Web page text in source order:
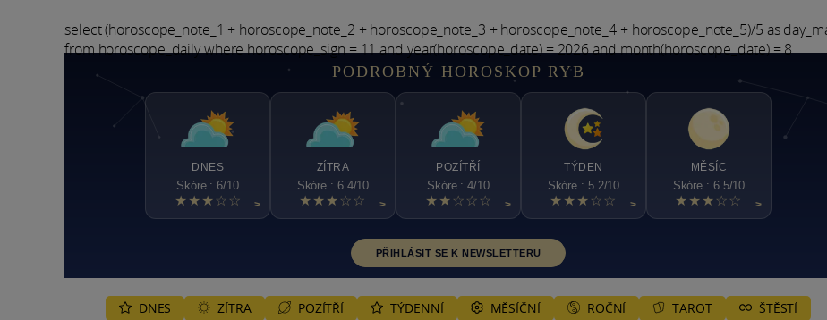
select (horoscope_note_1 + horoscope_note_2 + horoscope_note_3 + horoscope_note_4 + horoscope_note_5)/5 as
from horoscope_daily where horoscope_sign = 11 and year(horoscope_date) = 2026 and month(horoscope_date) = 8
PODROBNÝ HOROSKOP RYB
DNES
Skóre : 6/10
★★★☆☆ >
ZÍTRA
Skóre : 6.4/10
★★★☆☆ >
POZÍTŘÍ
Skóre : 4/10
★★☆☆☆ >
TÝDEN
Skóre : 5.2/10
★★★☆☆ >
MĚSÍC
Skóre : 6.5/10
★★★☆☆ >
PŘIHLÁSIT SE K NEWSLETTERU
DNES ZÍTRA POZÍTŘÍ TÝDENNÍ MĚSÍČNÍ ROČNÍ TAROT
ŠTĚSTÍ